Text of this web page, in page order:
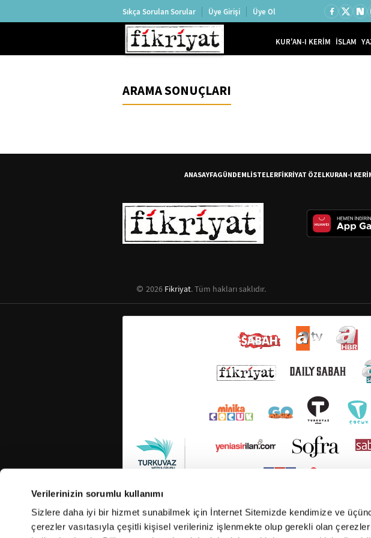
Verilerinizin sorumlu kullanımı
Sizlere daha iyi bir hizmet sunabilmek için İnternet Sitemizde kendimize ve
çerezler vasıtasıyla çeşitli kişisel verileriniz işlenmekte olup gerekli olan
Sıkça Sorulan Sorular Üye Girişi Üye Ol
KUR'AN-I KERİM İSLAM
ARAMA SONUÇLARI
ANASAYFAGÜNDEMLİSTELERFİKRİYAT ÖZELKURAN-I
2026 Fikriyat. Tüm hakları saklıdır.